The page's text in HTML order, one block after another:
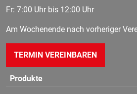
Fr: 7:00 Uhr bis 12:00 Uhr
Am Wochenende nach vorheriger
TERMIN VEREINBAREN
Produkte